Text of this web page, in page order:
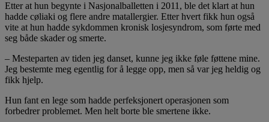
Etter at hun begynte i Nasjonalballetten i 2011, ble det klart at hun
hadde cøliaki og flere andre matallergier. Etter hvert fikk hun også
vite at hun hadde sykdommen kronisk losjesyndrom, som førte med
seg både skader og smerte.
– Mesteparten av tiden jeg danset, kunne jeg ikke føle føttene mine.
Jeg bestemte meg egentlig for å legge opp, men så var jeg heldig og
fikk hjelp.
Hun fant en lege som hadde perfeksjonert operasjonen som
forbedrer problemet. Men helt borte ble smertene ikke.